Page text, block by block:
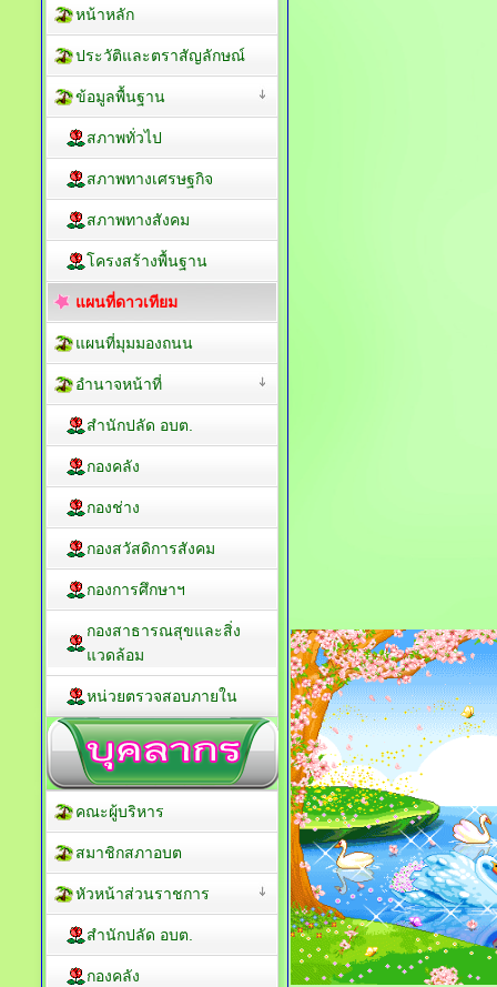
หน้าหลัก
ประวัติและตราสัญลักษณ์
ข้อมูลพื้นฐาน
สภาพทั่วไป
สภาพทางเศรษฐกิจ
สภาพทางสังคม
โครงสร้างพื้นฐาน
แผนที่ดาวเทียม
แผนที่มุมมองถนน
อำนาจหน้าที่
สำนักปลัด อบต.
กองคลัง
กองช่าง
กองสวัสดิการสังคม
กองการศึกษาฯ
กองสาธารณสุขและสิ่ง
แวดล้อม
หน่วยตรวจสอบภายใน
คณะผู้บริหาร
สมาชิกสภาอบต
หัวหน้าส่วนราชการ
สำนักปลัด อบต.
กองคลัง